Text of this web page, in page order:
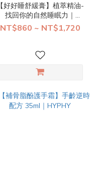
【好好睡舒緩膏】植萃精油-
找回你的自然睡眠力｜
HYPHY
NT$860 ~ NT$1,720